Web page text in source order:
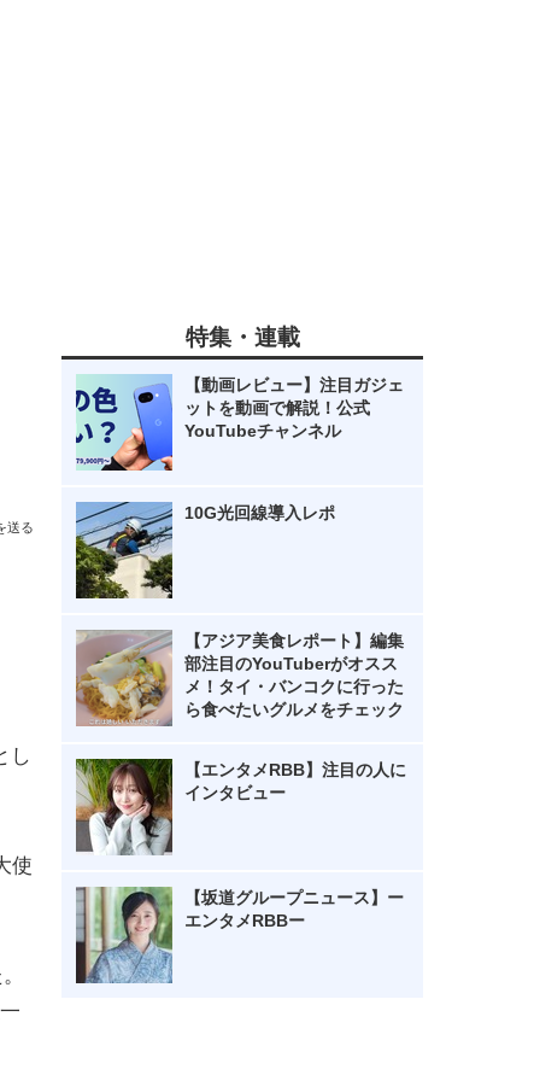
送る
し
使
特集・連載
【動画レビュー】注目ガジェ
ットを動画で解説！公式
YouTubeチャンネル
10G光回線導入レポ
【アジア美食レポート】編集
部注目のYouTuberがオスス
メ！タイ・バンコクに行った
ら食べたいグルメをチェック
【エンタメRBB】注目の人に
インタビュー
【坂道グループニュース】ー
エンタメRBBー